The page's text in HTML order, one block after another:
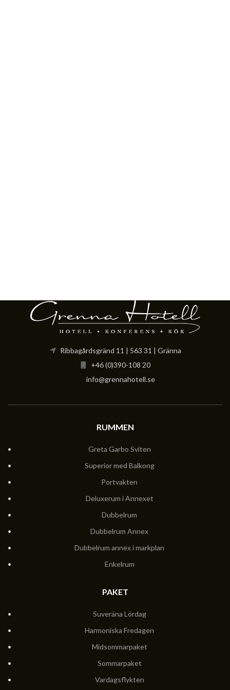
Ribbagårdsgränd 11 | 563 31 | Gränna
+46 (0)390-108 20
info@grennahotell.se
RUMMEN
Greta Garbo Sviten
Superior med Balkong
Portvakten
Deluxerum i Annexet
Dubbelrum
Dubbelrum Annex
Dubbelrum annex i markplan
Enkelrum
PAKET
Suveräna Lördag
Harmoniska Fredagen
Midsommarpaket
Sommarpaket
Vardagsflykten